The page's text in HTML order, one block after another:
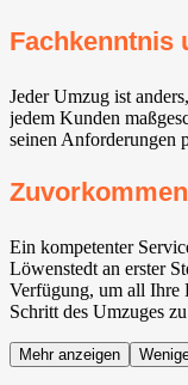
Fachkenntnis
Jeder Umzug ist
jedem Kunden
seinen Anforderungen
Ein kompetenter
Löwenstedt an erster
Verfügung, um all Ihre
Schritt des Umzuges
Mehr anzeigen